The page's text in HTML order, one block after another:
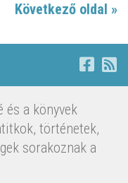
Következő oldal »
és a könyvek
történetek,
sorakoznak a